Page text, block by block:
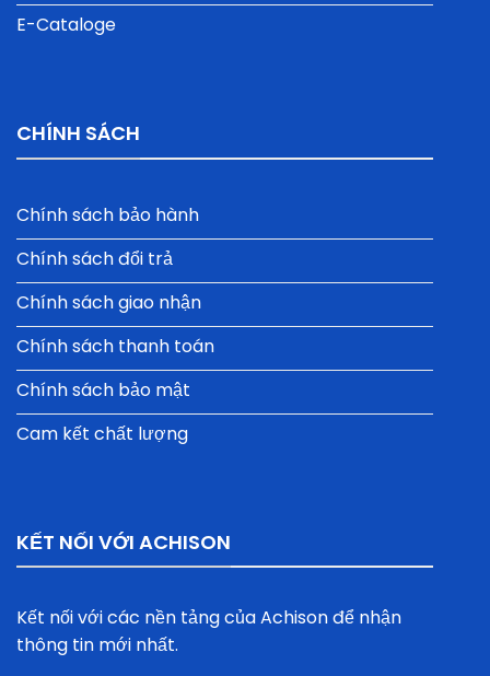
E-Cataloge
CHÍNH SÁCH
Chính sách bảo hành
Chính sách đổi trả
Chính sách giao nhận
Chính sách thanh toán
Chính sách bảo mật
Cam kết chất lượng
KẾT NỐI VỚI ACHISON
Kết nối với các nền tảng của Achison để nhận
thông tin mới nhất.